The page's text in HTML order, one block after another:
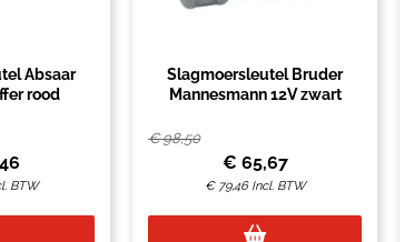
Absaar
rood
BTW
Slagmoersleutel Bruder
Mannesmann 12V zwart
€98,50
€ 65,67
€ 79,46 Incl. BTW